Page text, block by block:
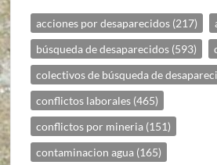
acciones por desaparecidos (217)
búsqueda de desaparecidos (593)
colectivos de búsqueda de
conflictos laborales (465)
conflictos por mineria (151)
contaminacion agua (165)